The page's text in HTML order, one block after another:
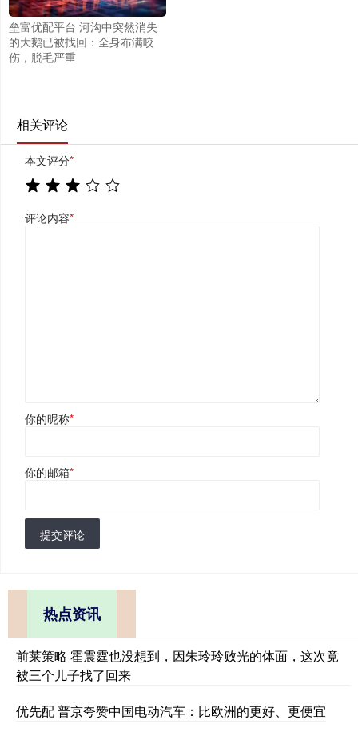
垒富优配平台 河沟中突然消失
的大鹅已被找回：全身布满咬
伤，脱毛严重
相关评论
本文评分*
评论内容*
你的昵称*
你的邮箱*
提交评论
热点资讯
前莱策略 霍震霆也没想到，因朱玲玲败光的体面，这次竟
被三个儿子找了回来
优先配 普京夸赞中国电动汽车：比欧洲的更好、更便宜